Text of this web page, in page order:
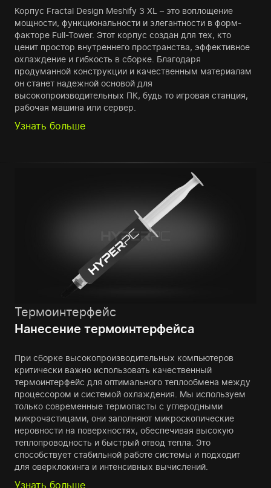
Корпус Fractal Design Meshify 3 XL – это воплощение
мощности, функциональности и элегантности в форм-
факторе Full-Tower. Этот корпус создан для тех, кто
ценит простор внутреннего пространства, эффективное
охлаждение и гибкость в сборке. Благодаря
продуманной конструкции и качественным материалам
он станет надежной основой для
высокопроизводительных ПК, будь то игровая станция,
рабочая машина или сервер.
Узнать больше
Термоинтерфейс
Нанесение термоинтерфейса
При сборке высокопроизводительных компьютеров
критически важно использовать качественный
термоинтерфейс для оптимального теплообмена между
процессором и системой охлаждения. Мы используем
только современные термопасты с углеродными
микрочастицами, они заполняют микроскопические
неровности на поверхностях, обеспечивая высокую
теплопроводность и быстрый отвод тепла. Это
способствует стабильной работе системы и подходит
для оверклокинга и интенсивных вычислений.
Узнать больше